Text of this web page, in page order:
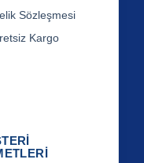
Sözleşmesi
Kargo